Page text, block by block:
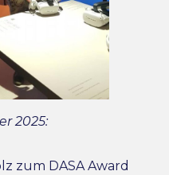
2025:
zum DASA Award